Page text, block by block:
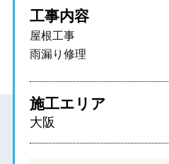
工事内容
屋根工事
雨漏り修理
施工エリア
大阪